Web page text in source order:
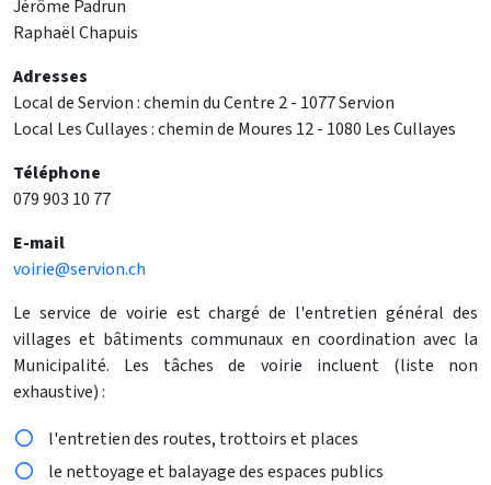
Jérôme Padrun
Raphaël Chapuis
Adresses
Local de Servion : chemin du Centre 2 - 1077 Servion
Local Les Cullayes : chemin de Moures 12 - 1080 Les Cullayes
Téléphone
079 903 10 77
E-mail
voirie@servion.ch
Le service de voirie est chargé de l'entretien général des
villages et bâtiments communaux en coordination avec la
Municipalité. Les tâches de voirie incluent (liste non
exhaustive) :
l'entretien des routes, trottoirs et places
le nettoyage et balayage des espaces publics